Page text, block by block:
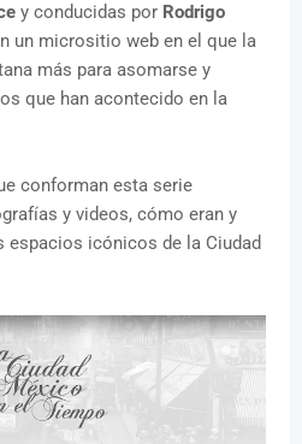
y conducidas por Rodrigo
un micrositio web en el que la
más para asomarse y
que han acontecido en la
conforman esta serie
y videos, cómo eran y
icónicos de la Ciudad